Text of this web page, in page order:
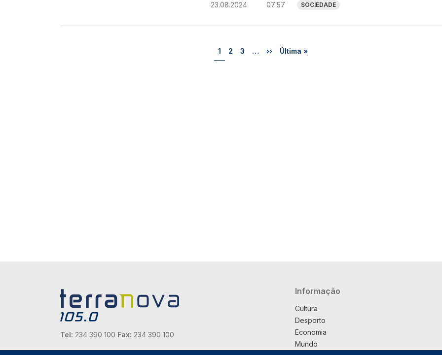
23.08.2024 07:57 SOCIEDADE
Página
1 Página
2 Página
3 … Próxima página
›› Última página
Última »
Tel: 234 390 100 Fax: 234 390 100
Endereço Postal
Navegação principal
Informação
Cultura
Desporto
Economia
Mundo